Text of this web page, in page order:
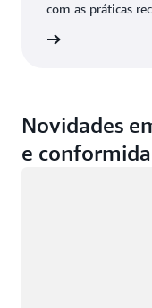
com as práticas
Novidades
e